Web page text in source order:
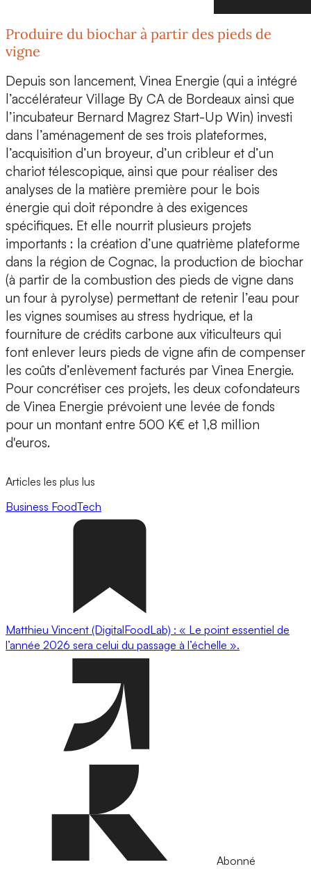
Produire du biochar à partir des pieds de
vigne
Depuis son lancement, Vinea Energie (qui a intégré
l’accélérateur Village By CA de Bordeaux ainsi que
l’incubateur Bernard Magrez Start-Up Win) investi
dans l’aménagement de ses trois plateformes,
l’acquisition d’un broyeur, d’un cribleur et d’un
chariot télescopique, ainsi que pour réaliser des
analyses de la matière première pour le bois
énergie qui doit répondre à des exigences
spécifiques. Et elle nourrit plusieurs projets
importants : la création d’une quatrième plateforme
dans la région de Cognac, la production de biochar
(à partir de la combustion des pieds de vigne dans
un four à pyrolyse) permettant de retenir l’eau pour
les vignes soumises au stress hydrique, et la
fourniture de crédits carbone aux viticulteurs qui
font enlever leurs pieds de vigne afin de compenser
les coûts d’enlèvement facturés par Vinea Energie.
Pour concrétiser ces projets, les deux cofondateurs
de Vinea Energie prévoient une levée de fonds
pour un montant entre 500 K€ et 1,8 million
d'euros.
Articles les plus lus
Business FoodTech
Matthieu Vincent (DigitalFoodLab) : « Le point essentiel de
l’année 2026 sera celui du passage à l’échelle ».
Abonné